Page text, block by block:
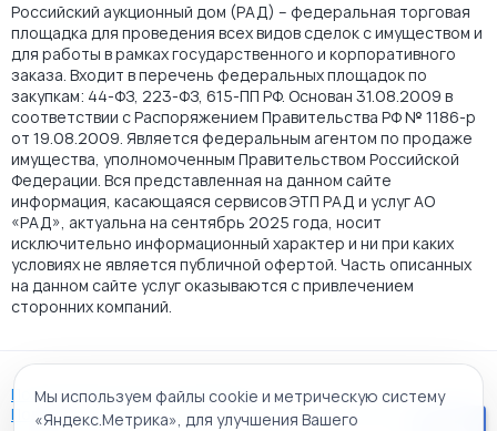
Российский аукционный дом (РАД) – федеральная торговая
площадка для проведения всех видов сделок с имуществом и
для работы в рамках государственного и корпоративного
заказа. Входит в перечень федеральных площадок по
закупкам: 44-ФЗ, 223-ФЗ, 615-ПП РФ. Основан 31.08.2009 в
соответствии с Распоряжением Правительства РФ № 1186-р
от 19.08.2009. Является федеральным агентом по продаже
имущества, уполномоченным Правительством Российской
Федерации. Вся представленная на данном сайте
информация, касающаяся сервисов ЭТП РАД и услуг АО
«РАД», актуальна на сентябрь 2025 года, носит
исключительно информационный характер и ни при каких
условиях не является публичной офертой. Часть описанных
на данном сайте услуг оказываются с привлечением
сторонних компаний.
Пользовательское соглашение
Политика АО "РАД" в отношении обработки персональных
Мы используем файлы cookie и метрическую систему
«Яндекс.Метрика», для улучшения Вашего